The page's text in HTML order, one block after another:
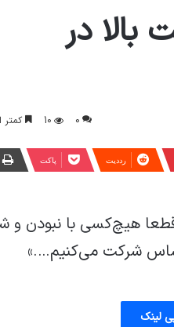
در
0
10 کمتر
‫رددیت پاکت
هیچ‌کسی با نبودن و
شرکت می‌کنیم….»
لینک
توضیح رشیدپور درباره مصاحبه با